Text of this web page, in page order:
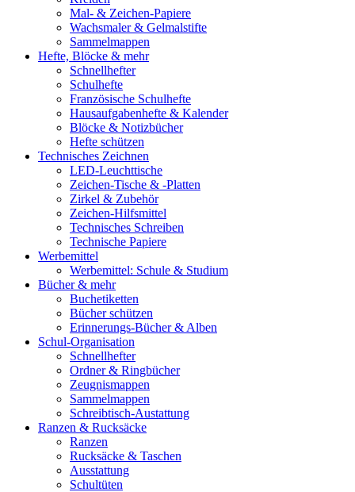
Mal- & Zeichen-Papiere
Wachsmaler & Gelmalstifte
Sammelmappen
Hefte, Blöcke & mehr
Schnellhefter
Schulhefte
Französische Schulhefte
Hausaufgabenhefte & Kalender
Blöcke & Notizbücher
Hefte schützen
Technisches Zeichnen
LED-Leuchttische
Zeichen-Tische & -Platten
Zirkel & Zubehör
Zeichen-Hilfsmittel
Technisches Schreiben
Technische Papiere
Werbemittel
Werbemittel: Schule & Studium
Bücher & mehr
Buchetiketten
Bücher schützen
Erinnerungs-Bücher & Alben
Schul-Organisation
Schnellhefter
Ordner & Ringbücher
Zeugnismappen
Sammelmappen
Schreibtisch-Austattung
Ranzen & Rucksäcke
Ranzen
Rucksäcke & Taschen
Ausstattung
Schultüten